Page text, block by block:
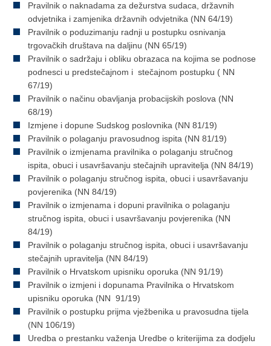
Pravilnik o naknadama za dežurstva sudaca, državnih
odvjetnika i zamjenika državnih odvjetnika (NN 64/19)
Pravilnik o poduzimanju radnji u postupku osnivanja
trgovačkih društava na daljinu (NN 65/19)
Pravilnik o sadržaju i obliku obrazaca na kojima se podnose
podnesci u predstečajnom i stečajnom postupku ( NN
67/19)
Pravilnik o načinu obavljanja probacijskih poslova (NN
68/19)
Izmjene i dopune Sudskog poslovnika (NN 81/19)
Pravilnik o polaganju pravosudnog ispita (NN 81/19)
Pravilnik o izmjenama pravilnika o polaganju stručnog
ispita, obuci i usavršavanju stečajnih upravitelja (NN 84/19)
Pravilnik o polaganju stručnog ispita, obuci i usavršavanju
povjerenika (NN 84/19)
Pravilnik o izmjenama i dopuni pravilnika o polaganju
stručnog ispita, obuci i usavršavanju povjerenika (NN
84/19)
Pravilnik o polaganju stručnog ispita, obuci i usavršavanju
stečajnih upravitelja (NN 84/19)
Pravilnik o Hrvatskom upisniku oporuka (NN 91/19)
Pravilnik o izmjeni i dopunama Pravilnika o Hrvatskom
upisniku oporuka (NN 91/19)
Pravilnik o postupku prijma vježbenika u pravosudna tijela
(NN 106/19)
Uredba o prestanku važenja Uredbe o kriterijima za dodjelu